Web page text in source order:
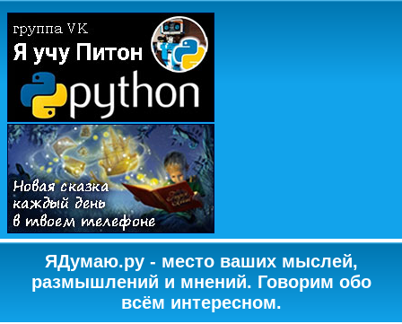
ЯДумаю.ру - место ваших мыслей,
размышлений и мнений. Говорим обо
всём интересном.